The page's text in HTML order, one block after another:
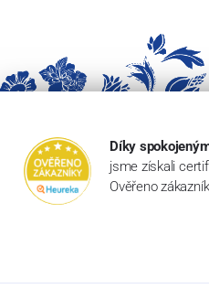
Díky
jsme získali
Ověřeno